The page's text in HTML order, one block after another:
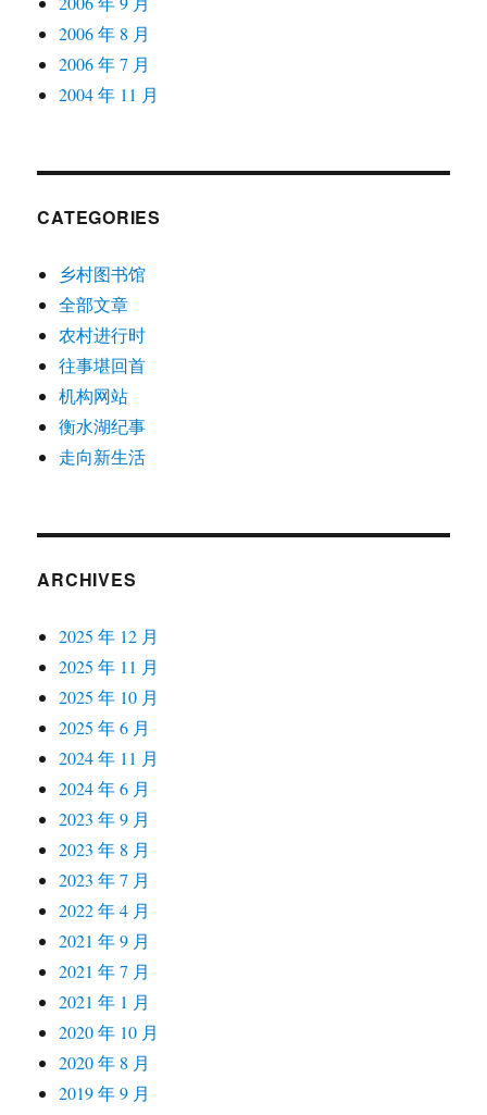
2006 年 8 月
2006 年 7 月
2004 年 11 月
CATEGORIES
乡村图书馆
全部文章
农村进行时
往事堪回首
机构网站
衡水湖纪事
走向新生活
ARCHIVES
2025 年 12 月
2025 年 11 月
2025 年 10 月
2025 年 6 月
2024 年 11 月
2024 年 6 月
2023 年 9 月
2023 年 8 月
2023 年 7 月
2022 年 4 月
2021 年 9 月
2021 年 7 月
2021 年 1 月
2020 年 10 月
2020 年 8 月
2019 年 9 月